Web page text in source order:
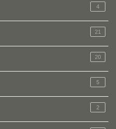
4
21
20
5
2